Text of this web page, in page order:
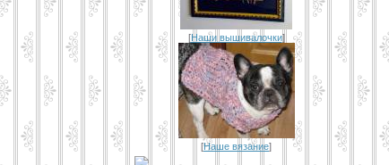
[Наши вышивалочки]
[Наше вязание]